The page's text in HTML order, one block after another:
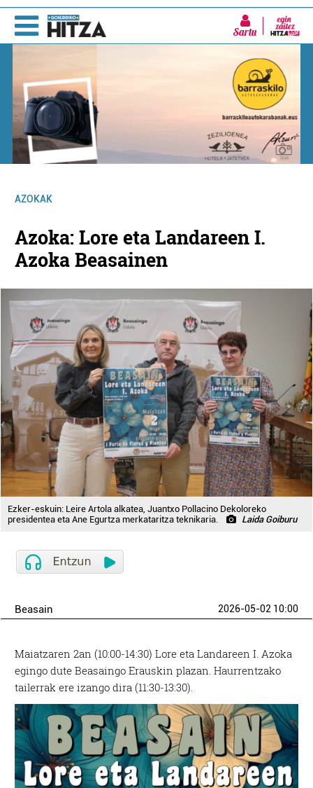
Sartu
AZOKAK
Azoka: Lore eta Landareen I.
Azoka Beasainen
Ezker-eskuin: Leire Artola alkatea, Juantxo Pollacino Dekoloreko
presidentea eta Ane Egurtza merkataritza teknikaria.
Laida Goiburu
Beasain 2026-05-02 10:00
Maiatzaren 2an (10:00-14:30) Lore eta Landareen I. Azoka
egingo dute Beasaingo Erauskin plazan. Haurrentzako
tailerrak ere izango dira (11:30-13:30).